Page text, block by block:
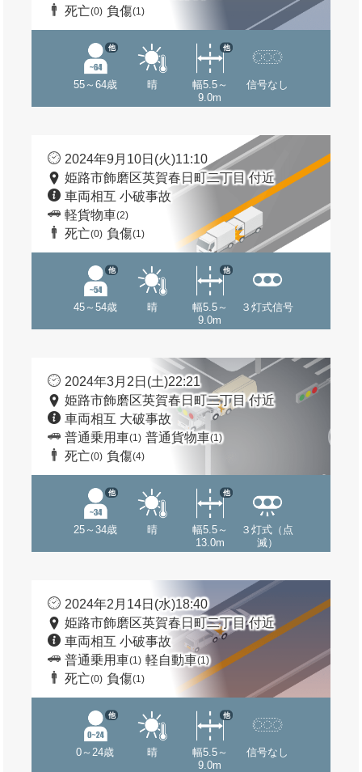
死亡(0) 負傷(1)
55～64歳
他
晴
幅5.5～
9.0m
他
信号なし
2024年9月10日(火)11:10
姫路市飾磨区英賀春日町二丁目 付近
車両相互 小破事故
軽貨物車(2)
死亡(0) 負傷(1)
45～54歳
他
晴
幅5.5～
9.0m
他
３灯式信号
2024年3月2日(土)22:21
姫路市飾磨区英賀春日町二丁目 付近
車両相互 大破事故
普通乗用車(1) 普通貨物車(1)
死亡(0) 負傷(4)
25～34歳
他
晴
幅5.5～
13.0m
他
３灯式（点
滅）
2024年2月14日(水)18:40
姫路市飾磨区英賀春日町二丁目 付近
車両相互 小破事故
普通乗用車(1) 軽自動車(1)
死亡(0) 負傷(1)
0～24歳
他
晴
幅5.5～
9.0m
他
信号なし